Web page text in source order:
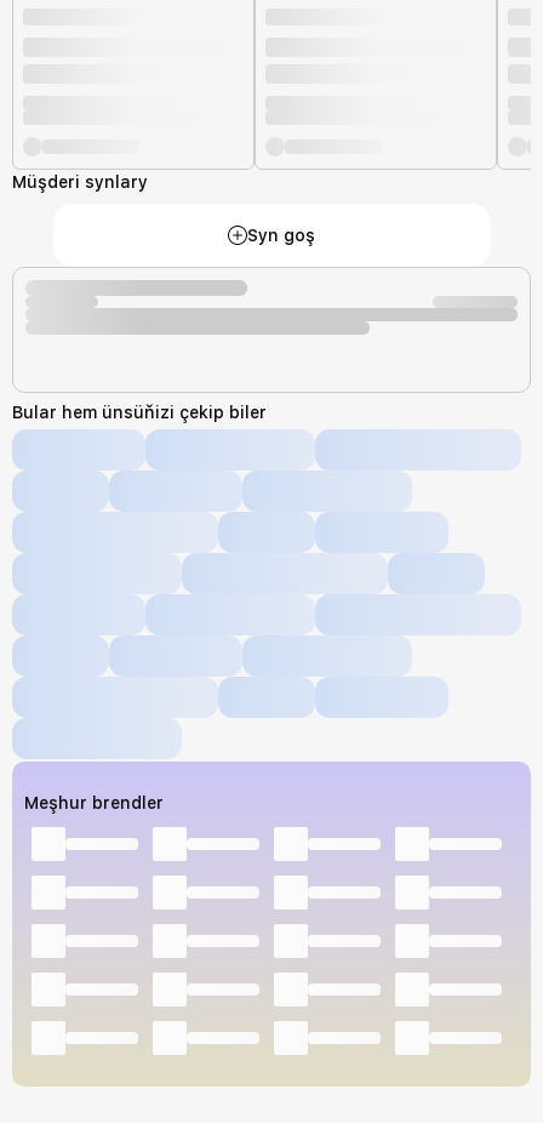
Bular hem ünsüňizi çekip biler
Meşhur brendler
Müşderi synlary
Syn goş